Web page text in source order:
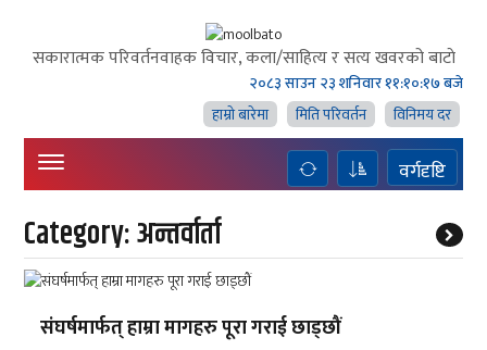
सकारात्मक परिवर्तनवाहक विचार, कला/साहित्य र सत्य खवरको बाटाे
२०८३ साउन २३ शनिवार११:१०:१८ बजे
हाम्राे बारेमा
मिति परिवर्तन विनिमय दर
वर्गदृष्टि
Category:अन्तर्वार्ता
संघर्षमार्फत् हाम्रा मागहरु पूरा गराई छाड्छौं